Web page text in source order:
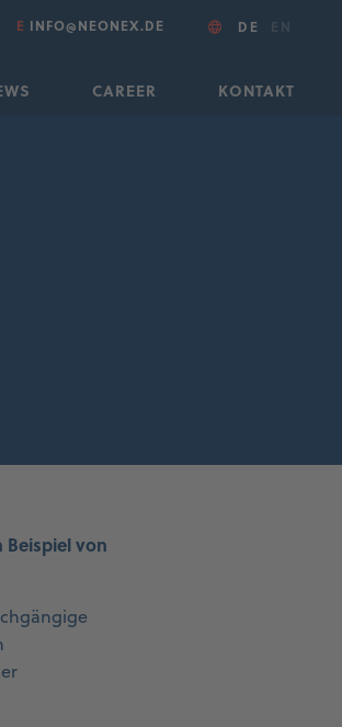
E INFO@NEONEX.DE DE
CAREER KONTAKT
von